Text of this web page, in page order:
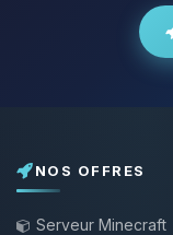
NOS OFFRES
Serveur Minecraft